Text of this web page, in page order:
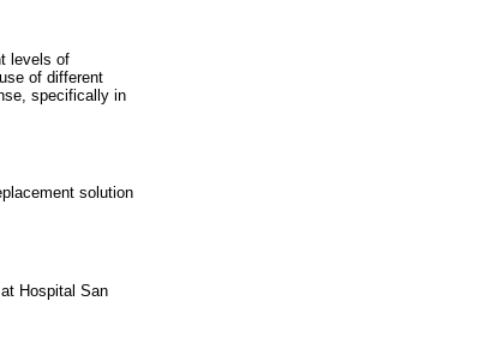
levels of
of different
specifically in
solution
Hospital San